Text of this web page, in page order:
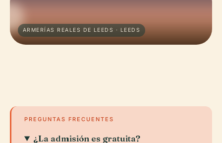
ARMERÍAS REALES DE LEEDS · LEEDS
PREGUNTAS FRECUENTES
¿La admisión es gratuita?